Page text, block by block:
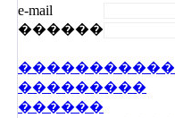
e-mail
������
�����������
���������
������